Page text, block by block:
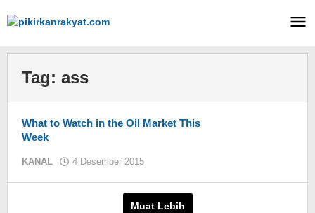
ke
Tag: ass
What to Watch in the Oil Market This
Week
KANAL 4 Desember 2015
Muat Lebih